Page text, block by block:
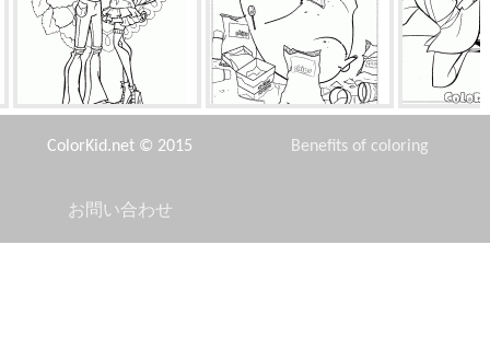
バレンタイン・デー
ピザ、アイスクリームとチッ
ムーランとム
ColorKid.net © 2015 Benefits of coloring
お問い合わせ